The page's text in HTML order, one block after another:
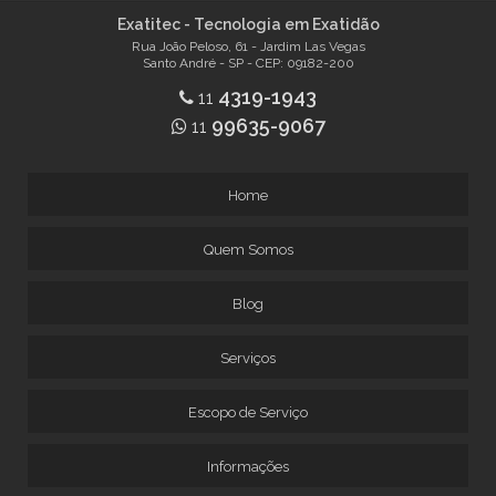
CALIBRAÇÃO DE PRENSAS
CALIBRAÇÃO DE SENSOR DE TEMPERATURA
CALIBRAÇÃO ESPECTROFOTÔMETRO UV VIS
MANUTENÇÃO DE BALANÇAS INDUSTRIAIS
Exatitec - Tecnologia em Exatidão
Rua João Peloso, 61 - Jardim Las Vegas
Santo André - SP - CEP: 09182-200
11 4319-1943
11 99635-9067
Home
Quem Somos
Blog
Serviços
Escopo de Serviço
Informações